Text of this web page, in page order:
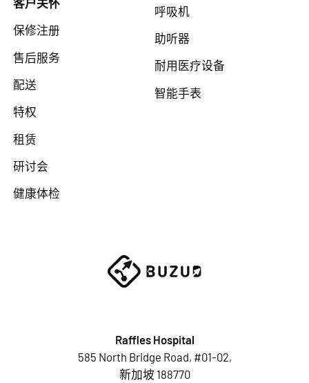
保修注册
售后服务
配送
特权
租赁
研讨会
健康体检
呼吸机
助听器
耐用医疗设备
智能手表
Raffles Hospital
585 North Bridge Road, #01-02,
新加坡 188770